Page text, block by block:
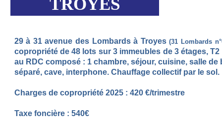
TROYES
29 à 31 avenue des Lombards à Troyes(31 Lombards
copropriété de 48 lots sur 3 immeubles de 3 étages, T2
au RDC composé : 1 chambre, séjour, cuisine, salle de
séparé, cave, interphone. Chauffage collectif par le sol.
Charges de copropriété 2025 : 420 €/trimestre
Taxe foncière : 540€